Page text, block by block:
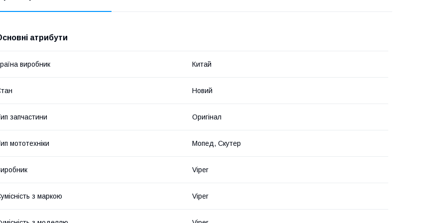
атрибути
виробник Китай
Новий
запчастини Оригінал
мототехніки Мопед, Скутер
Viper
з маркою Viper